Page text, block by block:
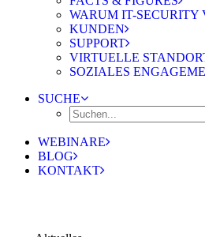
WARUM IT-SECURITY
KUNDEN
SUPPORT
VIRTUELLE
SOZIALES
SUCHE
WEBINARE
BLOG
KONTAKT